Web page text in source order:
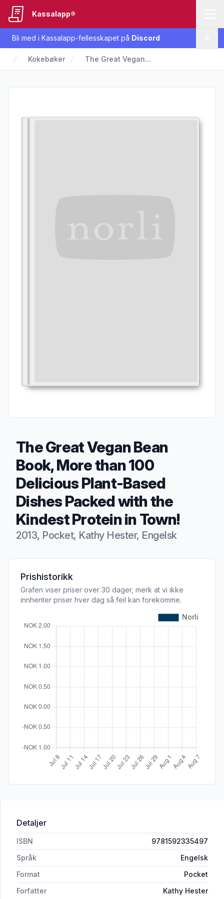
Bli med i Kassalapp-fellesskapet på Discord
Kassalapp®
Kokebøker The Great Vegan...
The Great Vegan Bean
Book, More than 100
Delicious Plant-Based
Dishes Packed with the
Kindest Protein in Town!
2013, Pocket, Kathy Hester, Engelsk
Produktbeskrivelse
Prishistorikk
Grafen viser priser over 30 dager, merk at vi ikke
innhenter priser hver dag så feil kan forekomme.
Detaljer
ISBN
9781592335497
Språk
Engelsk
Format
Pocket
Forfatter
Kathy Hester